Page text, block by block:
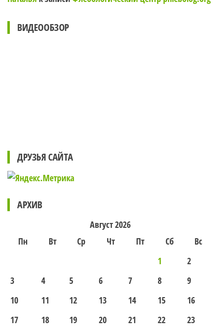
ВИДЕООБЗОР
ДРУЗЬЯ САЙТА
АРХИВ
Август 2026
Пн
Вт Ср Чт Пт Сб
Вс
1
2
3
4 5 6 7 8
9
10
11 12 13 14 15
16
17
18 19 20 21 22 23